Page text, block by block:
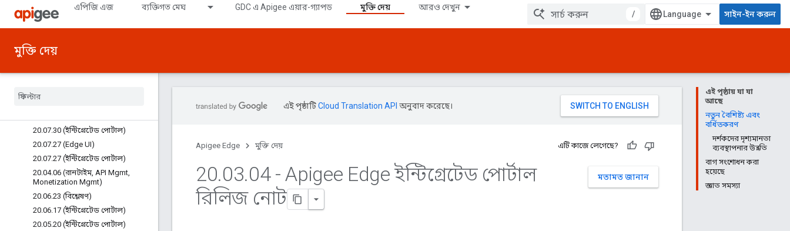
এপিজি এজ ব্যক্তিগত মেঘ GDC এ Apigee এয়ার-গ্যাপড মুক্তি দেয় আরও দেখুন
/ সাইন-ইন করুন
মুক্তি দেয়
20.09.18 (ম্যানেজমেন্ট সার্ভার)
20.11.01 (ইন্টিগ্রেটেড পোর্টাল)
20.10.19 (ইন্টিগ্রেটেড পোর্টাল)
20.09.14 (ইন্টিগ্রেটেড পোর্টাল)
20
20.07.30 (ইন্টিগ্রেটেড পোর্টাল)
20.07.27 (Edge UI)
20.07.27 (ইন্টিগ্রেটেড পোর্টাল)
20.04.06 (রানটাইম, API Mgmt,
Monetization Mgmt)
20.06.23 (বিশ্লেষণ)
20.06.17 (ইন্টিগ্রেটেড পোর্টাল)
20.05.20 (ইন্টিগ্রেটেড পোর্টাল)
এই পৃষ্ঠায় যা যা
আছে
নতুন বৈশিষ্ট্য এবং
বর্ধিতকরণ
দর্শকদের দৃশ্যমানতা
ব্যবস্থাপনার উন্নতি
বাগ সংশোধন করা
হয়েছে
জ্ঞাত সমস্যা
এই পৃষ্ঠাটিCloud Translation API অনুবাদ করেছে।
Apigee Edge মুক্তি দেয় এটি কাজে লেগেছে?
মতামত জানান
20.03.04 - Apigee Edge ইন্টিগ্রেটেড পোর্টাল
রিলিজ নোট